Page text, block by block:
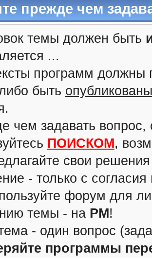
прежде чем
темы должен быть
...
программ должны
быть
чем задавать вопрос,
ПОИСКОМ,
свои
- только с
форум для
темы - на PM!
- один вопрос
программы